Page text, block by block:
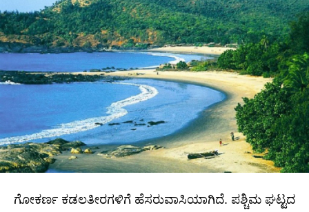
ಗೋಕರ್ಣ ಕಡಲತೀರಗಳಿಗೆ ಹೆಸರುವಾಸಿಯಾಗಿದೆ. ಪಶ್ಚಿಮ ಘಟ್ಟದ